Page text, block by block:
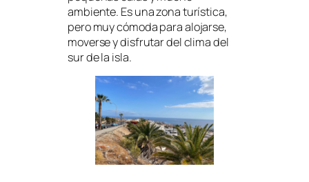
ambiente. Es una zona turística,
pero muy cómoda para alojarse,
moverse y disfrutar del clima del
sur de la isla.